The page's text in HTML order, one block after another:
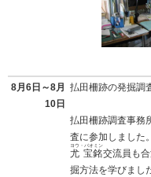
8月6日～8月
10日
払田柵跡の発掘調
払田柵跡調査事務
査に参加しました
尤 宝銘
ヨウ・バオミン
交流員も
掘方法を学びまし